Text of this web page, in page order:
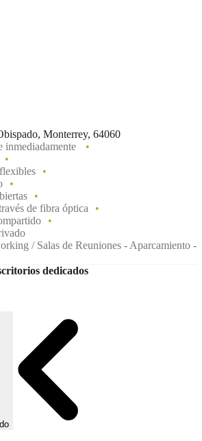
Monterrey, 64060
inmediadamente
de fibra óptica
/ Salas de Reuniones - Aparcamiento -
dedicados